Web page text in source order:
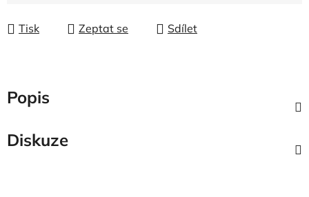
Tisk Zeptat se Sdílet
Popis
Diskuze